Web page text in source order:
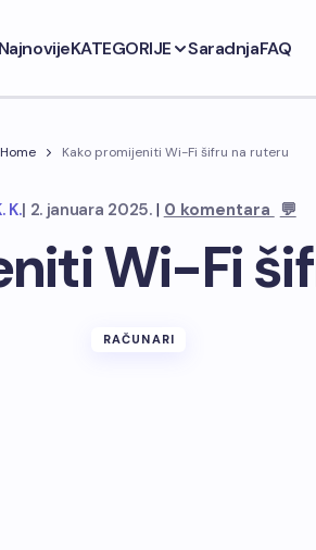
NajnovijeKATEGORIJE SaradnjaFAQ
Home Kako promijeniti Wi-Fi šifru na ruteru
K.| 2. januara 2025.| 0 komentara 💬
Wi-Fi
RAČUNARI